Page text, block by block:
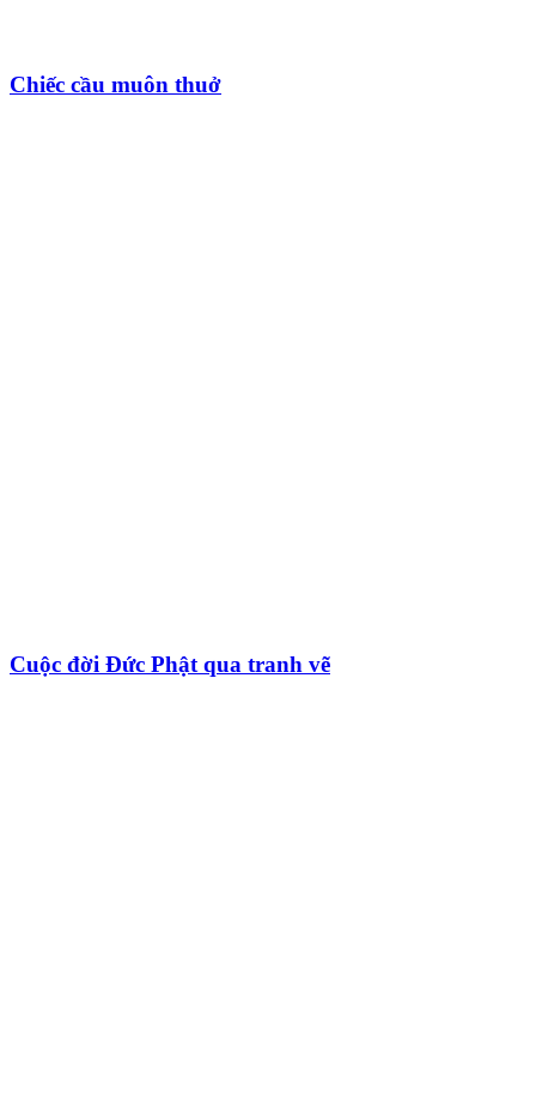
Chiếc cầu muôn thuở
Cuộc đời Đức Phật qua tranh vẽ